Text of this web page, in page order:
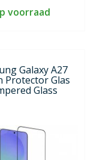
voorraad
Galaxy A27
Protector Glas
Glass